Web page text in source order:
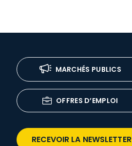
MARCHÉS PUBLICS
OFFRES D’EMPLOI
RECEVOIR LA NEWSLETTER